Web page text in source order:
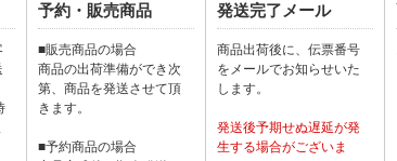
予約・販売商品
■販売商品の場合
商品の出荷準備ができ次
第、商品を発送させて頂
きます。
■予約商品の場合
発送完了メール
商品出荷後に、伝票番号
をメールでお知らせいた
します。
発送後予期せぬ遅延が発
生する場合がございま